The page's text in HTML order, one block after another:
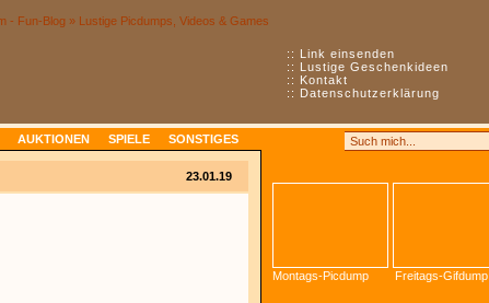
:: Link einsenden
:: Lustige Geschenkideen
:: Kontakt
:: Datenschutzerklärung
AUKTIONEN SPIELE SONSTIGES
23.01.19
Montags-Picdump Freitags-Gifdump